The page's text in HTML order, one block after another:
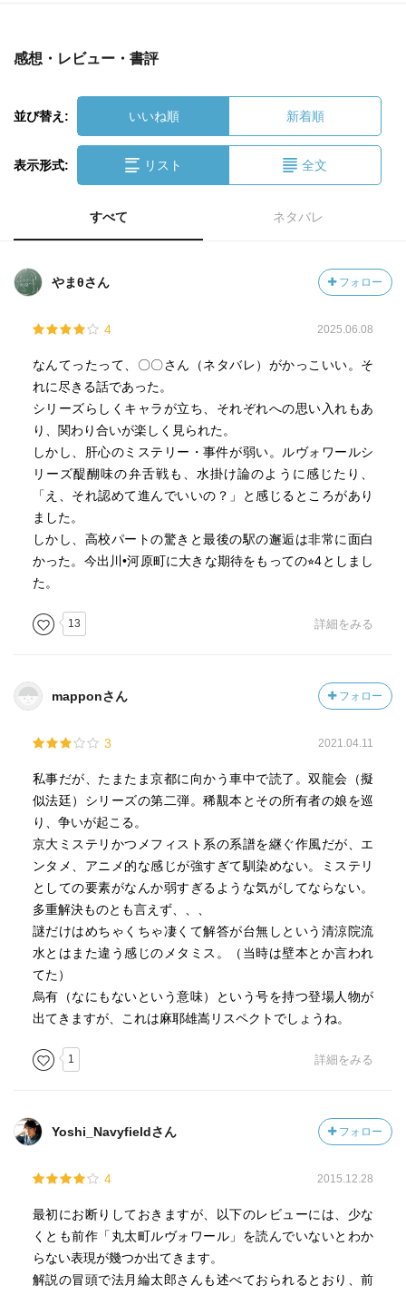
感想・レビュー・書評
並び替え: いいね順 新着順
表示形式: リスト 全文
すべて ネタバレ
やまθさん フォロー
4 2025.06.08
なんてったって、〇〇さん（ネタバレ）がかっこいい。そ
れに尽きる話であった。
シリーズらしくキャラが立ち、それぞれへの思い入れもあ
り、関わり合いが楽しく見られた。
しかし、肝心のミステリー・事件が弱い。ルヴォワールシ
リーズ醍醐味の弁舌戦も、水掛け論のように感じたり、
「え、それ認めて進んでいいの？」と感じるところがあり
ました。
しかし、高校パートの驚きと最後の駅の邂逅は非常に面白
かった。今出川•河原町に大きな期待をもっての⭐︎4としまし
た。
13 詳細をみる
mapponさん フォロー
3 2021.04.11
私事だが、たまたま京都に向かう車中で読了。双龍会（擬
似法廷）シリーズの第二弾。稀覯本とその所有者の娘を巡
り、争いが起こる。
京大ミステリかつメフィスト系の系譜を継ぐ作風だが、エ
ンタメ、アニメ的な感じが強すぎて馴染めない。ミステリ
としての要素がなんか弱すぎるような気がしてならない。
多重解決ものとも言えず、、、
謎だけはめちゃくちゃ凄くて解答が台無しという清涼院流
水とはまた違う感じのメタミス。（当時は壁本とか言われ
てた）
烏有（なにもないという意味）という号を持つ登場人物が
出てきますが、これは麻耶雄嵩リスペクトでしょうね。
1 詳細をみる
Yoshi_Navyfieldさん フォロー
4 2015.12.28
最初にお断りしておきますが、以下のレビューには、少な
くとも前作「丸太町ルヴォワール」を読んでいないとわか
らない表現が幾つか出てきます。
解説の冒頭で法月綸太郎さんも述べておられるとおり、前